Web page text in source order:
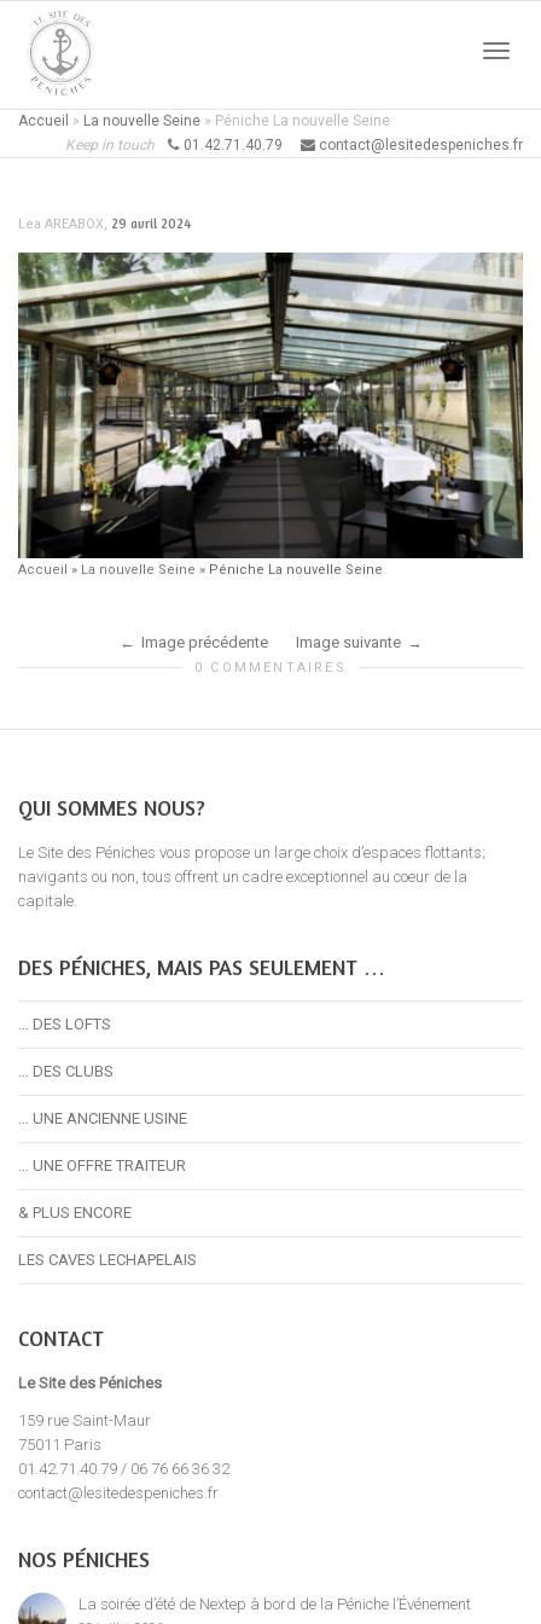
Accueil » La nouvelle Seine » Péniche La nouvelle Seine
Keep in touch
01.42.71.40.79 contact@lesitedespeniches.fr
Lea AREABOX, 29 avril 2024
Accueil » La nouvelle Seine » Péniche La nouvelle Seine
Image précédente Image suivante
0 COMMENTAIRES
QUI SOMMES NOUS?
Le Site des Péniches vous propose un large choix d’espaces flottants;
navigants ou non, tous offrent un cadre exceptionnel au coeur de la
capitale.
DES PÉNICHES, MAIS PAS SEULEMENT …
… DES LOFTS
… DES CLUBS
… UNE ANCIENNE USINE
… UNE OFFRE TRAITEUR
& PLUS ENCORE
LES CAVES LECHAPELAIS
CONTACT
Le Site des Péniches
159 rue Saint-Maur
75011 Paris
01.42.71.40.79 / 06 76 66 36 32
contact@lesitedespeniches.fr
NOS PÉNICHES
La soirée d’été de Nextep à bord de la Péniche l’Événement